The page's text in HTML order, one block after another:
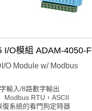
I/O模組 ADAM-4050-F
O Module w/ Modbus
輸入/8路數字輸出
Modbus RTU，ASCII
復系統的看門狗定時器